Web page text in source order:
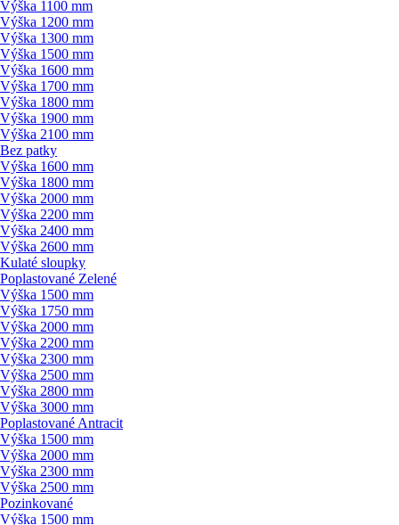
Výška 1100 mm
Výška 1200 mm
Výška 1300 mm
Výška 1500 mm
Výška 1600 mm
Výška 1700 mm
Výška 1800 mm
Výška 1900 mm
Výška 2100 mm
Bez patky
Výška 1600 mm
Výška 1800 mm
Výška 2000 mm
Výška 2200 mm
Výška 2400 mm
Výška 2600 mm
Kulaté sloupky
Poplastované Zelené
Výška 1500 mm
Výška 1750 mm
Výška 2000 mm
Výška 2200 mm
Výška 2300 mm
Výška 2500 mm
Výška 2800 mm
Výška 3000 mm
Poplastované Antracit
Výška 1500 mm
Výška 2000 mm
Výška 2300 mm
Výška 2500 mm
Pozinkované
Výška 1500 mm